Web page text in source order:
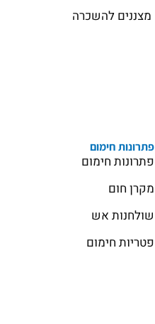
מצננים להשכרה
פתרונות חימום
פתרונות חימום
מקרן חום
שולחנות אש
פטריות חימום